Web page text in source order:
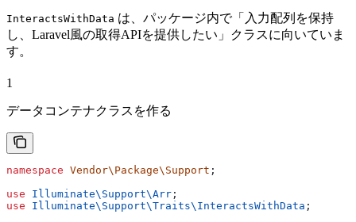
InteractsWithData は、パッケージ内で「入力配列を保持
し、Laravel風の取得APIを提供したい」クラスに向いていま
す。
1
データコンテナクラスを作る
namespace Vendor\Package\Support ;
use Illuminate\Support\Arr ;
use Illuminate\Support\Traits\ InteractsWithData ;